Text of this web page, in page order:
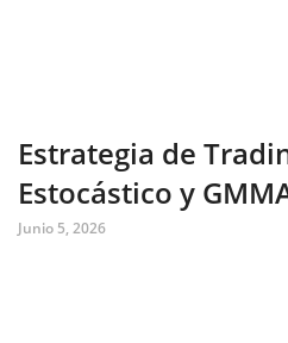
Estrategia de
Estocástico y
Junio 5, 2026